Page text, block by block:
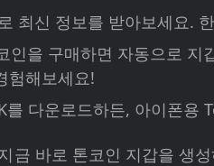
최신 정보를 받아보세요.
인을 구매하면 자동으로 지
험해보세요!
를 다운로드하든, 아이폰용
금 바로 톤코인 지갑을 생